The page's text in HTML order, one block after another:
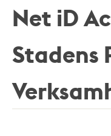
Net iD
Stadens